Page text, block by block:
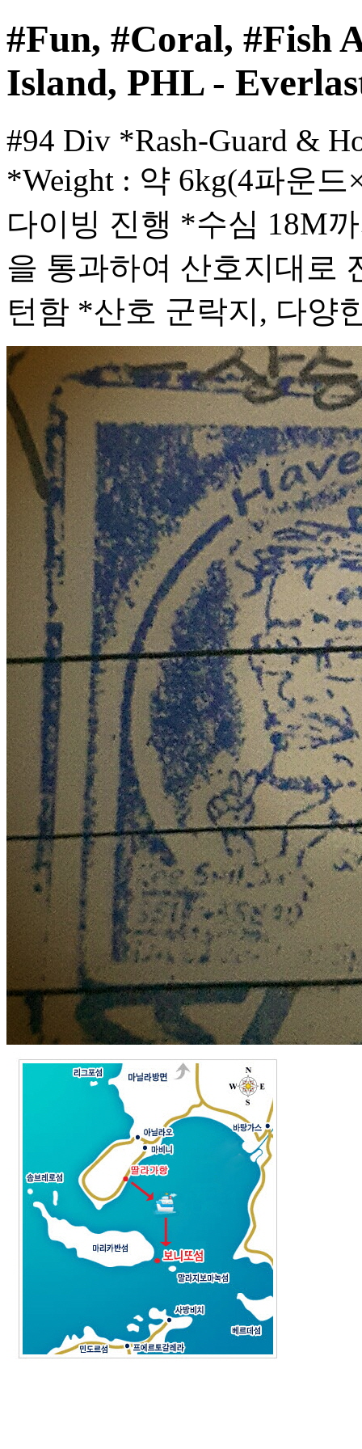
#Fun, #Coral, #Fish
Island, PHL -
#94 Div *Rash-Guard &
*Weight : 약 6kg(4파운
다이빙 진행 *수심 18M
을 통과하여 산호지대로
턴함 *산호 군락지, 다양